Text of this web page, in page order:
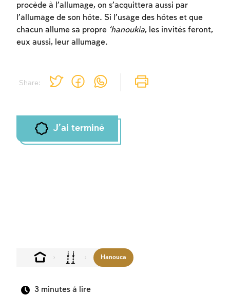
Share:
procède à l’allumage, on s’acquittera aussi par
l’allumage de son hôte. Si l’usage des hôtes et que
chacun allume sa propre ‘hanoukia, les invités feront,
eux aussi, leur allumage.
J'ai terminé
Hanouca
3 minutes à lire